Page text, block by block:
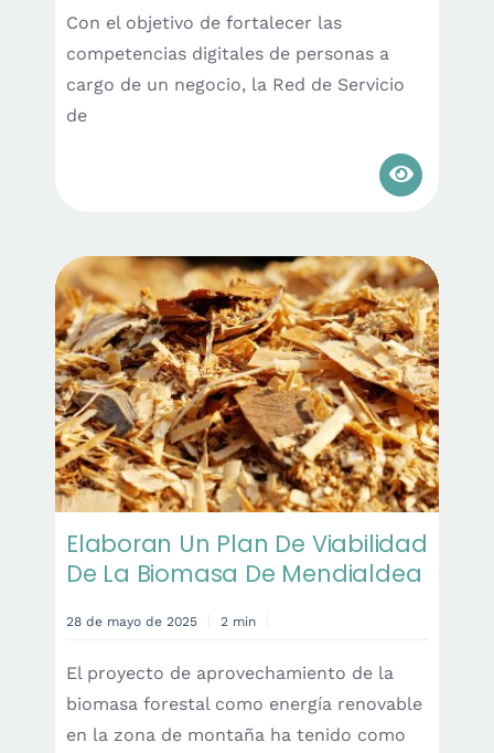
Con el objetivo de fortalecer las
competencias digitales de personas a
cargo de un negocio, la Red de Servicio
de
Elaboran Un Plan De Viabilidad
De La Biomasa De Mendialdea
28 de mayo de 2025 2 min
El proyecto de aprovechamiento de la
biomasa forestal como energía renovable
en la zona de montaña ha tenido como